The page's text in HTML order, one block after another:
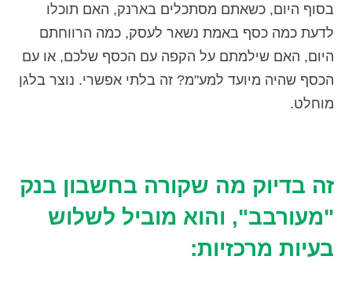
בסוף היום, כשאתם מסתכלים בארנק, האם תוכלו
לדעת כמה כסף באמת נשאר לעסק, כמה הרווחתם
היום, האם שילמתם על הקפה עם הכסף שלכם, או עם
הכסף שהיה מיועד למע"מ? זה בלתי אפשרי. נוצר בלגן
מוחלט.
זה בדיוק מה שקורה בחשבון בנק
"מעורבב", והוא מוביל לשלוש
בעיות מרכזיות: